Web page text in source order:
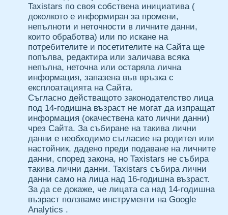
Taxistars по своя собствена инициатива (
доколкото е информиран за промени,
непълноти и неточности в личните данни,
които обработва) или по искане на
потребителите и посетителите на Сайта ще
попълва, редактира или заличава всяка
непълна, неточна или остаряла лична
информация, запазена във връзка с
експлоатацията на Сайта.
Съгласно действащото законодателство лица
под 14-годишна възраст не могат да изпращат
информация (окачествена като лични данни)
чрез Сайта. За събиране на такива лични
данни е необходимо съгласие на родител или
настойник, дадено преди подаване на личните
данни, според закона, но Taxistars не събира
такива лични данни. Taxistars събира лични
данни само на лица над 16-годишна възраст.
За да се докаже, че лицата са над 14-годишна
възраст ползваме инструменти на Google
Analytics .